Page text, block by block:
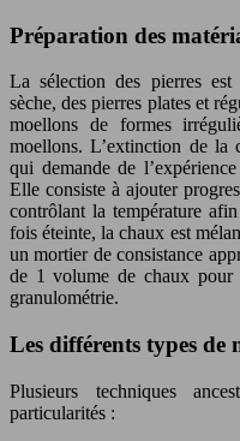
Préparation des
La sélection des pierres
sèche, des pierres plates et
moellons de formes
moellons. L’extinction de la
qui demande de
Elle consiste à ajouter
contrôlant la température
fois éteinte, la chaux est
un mortier de consistance
de 1 volume de chaux pour
granulométrie.
Les différents types de
Plusieurs techniques
particularités :